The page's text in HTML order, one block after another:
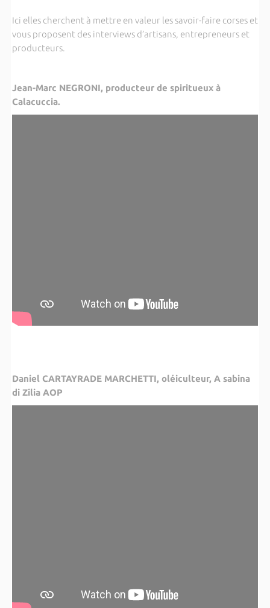
Ici elles cherchent à mettre en valeur les savoir-faire corses et
vous proposent des interviews d’artisans, entrepreneurs et
producteurs.
Jean-Marc NEGRONI, producteur de spiritueux à
Calacuccia.
Daniel CARTAYRADE MARCHETTI, oléiculteur, A sabina
di Zilia AOP